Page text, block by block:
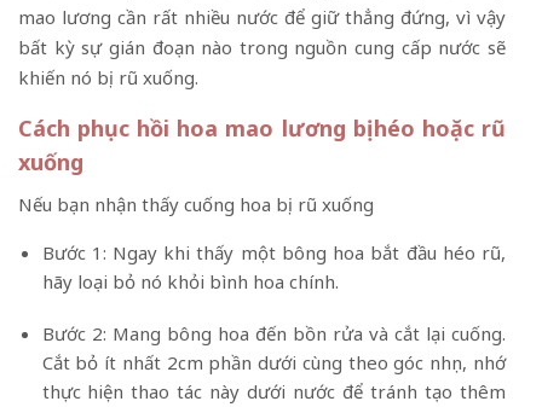
mao lương cần rất nhiều nước để giữ thẳng đứng, vì vậy
bất kỳ sự gián đoạn nào trong nguồn cung cấp nước sẽ
khiến nó bị rũ xuống.
Cách phục hồi hoa mao lương bị héo hoặc rũ
xuống
Nếu bạn nhận thấy cuống hoa bị rũ xuống
Bước 1: Ngay khi thấy một bông hoa bắt đầu héo rũ,
hãy loại bỏ nó khỏi bình hoa chính.
Bước 2: Mang bông hoa đến bồn rửa và cắt lại cuống.
Cắt bỏ ít nhất 2cm phần dưới cùng theo góc nhọn, nhớ
thực hiện thao tác này dưới nước để tránh tạo thêm